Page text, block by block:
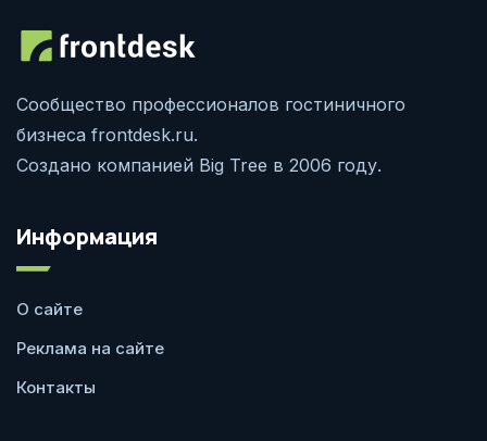
Сообщество профессионалов гостиничного
бизнеса frontdesk.ru.
Создано компанией Big Tree в 2006 году.
Информация
О сайте
Реклама на сайте
Контакты